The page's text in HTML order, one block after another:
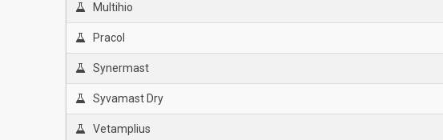
Multihio
Pracol
Synermast
Syvamast Dry
Vetamplius